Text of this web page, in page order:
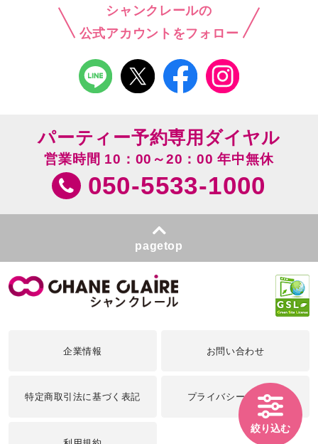
シャンクレールの
公式アカウントをフォロー
絞り込む
パーティー予約専用ダイヤル
営業時間 10：00～20：00 年中無休
050-5533-1000
pagetop
企業情報 お問い合わせ
特定商取引法に基づく表記 プライバシーポリシー